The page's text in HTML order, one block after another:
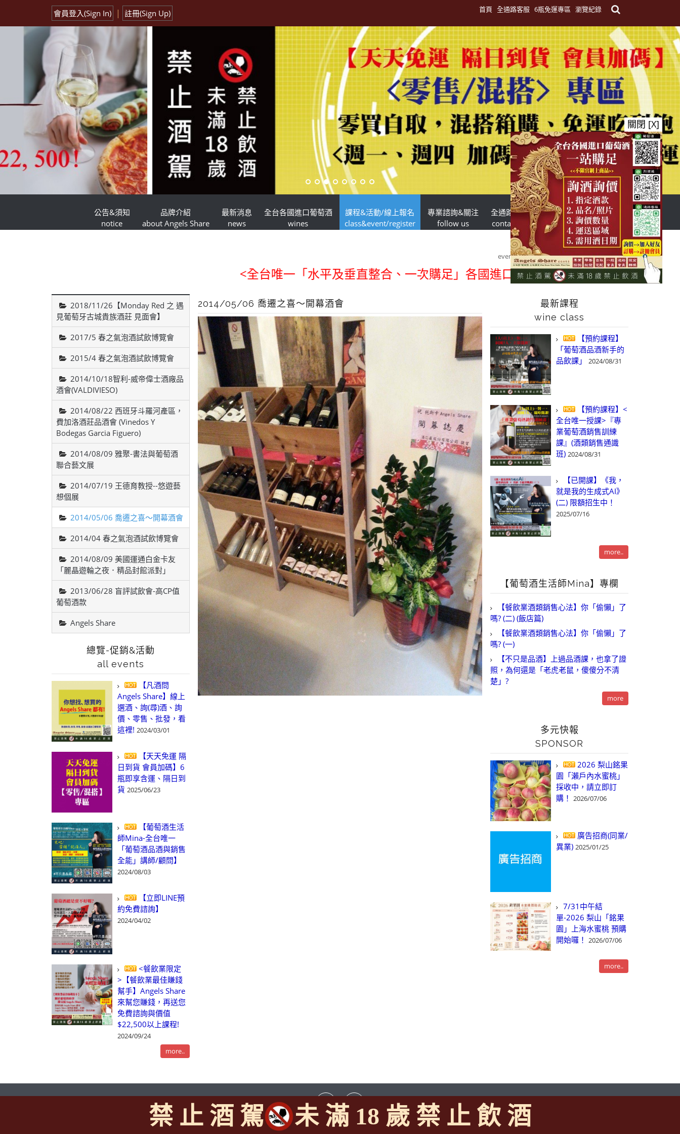
首頁 全通路客服 6瓶免運專區 瀏覽紀錄
會員登入(Sign In) | 註冊(Sign Up)
公告&須知
notice
品牌介紹
about Angels Share
最新消息
news
全台各國進口葡萄酒
wines
課程&活動/線上報名
class&event/register
專業諮詢&關注
follow us
全通路客服
contact us
台灣酒商聯盟
TWSMA
課程&活動/線上報名
class&event/register
品酒紀錄
event pics
2014/05/06 喬遷之喜～開幕酒會
<全台唯一「水平及垂直整合、一次購足」各國進口酒類商品 專業詢(尋)酒詢價零售批發
2018/11/26【Monday Red 之 遇
見葡萄牙古城貴族酒莊 見面會】
2017/5 春之氣泡酒試飲博覽會
2015/4 春之氣泡酒試飲博覽會
2014/10/18智利-威帝偉士酒廠品
酒會(VALDIVIESO)
2014/08/22 西班牙斗羅河產區，
費加洛酒莊品酒會 (Vinedos Y
Bodegas Garcia Figuero)
2014/08/09 雅聚-書法與葡萄酒
聯合藝文展
2014/07/19 王德育教授--悠遊藝
想個展
2014/05/06 喬遷之喜～開幕酒會
2014/04 春之氣泡酒試飲博覽會
2014/08/09 美國運通白金卡友
「麗晶遊輪之夜．精品封館派對」
2013/06/28 盲評試飲會-高CP值
葡萄酒款
Angels Share
總覽-促銷&活動
all events
【凡酒問
Angels Share】線上
選酒、詢(尋)酒、詢
價、零售、批發，看
這裡! 2024/03/01
【天天免運 隔
日到貨 會員加碼】6
瓶即享含運、隔日到
貨 2025/06/23
【葡萄酒生活
師Mina-全台唯一
「葡萄酒品酒與銷售
全能」講師/顧問】
2024/08/03
【立即LINE預
約免費諮詢】
2024/04/02
<餐飲業限定
>【餐飲業最佳賺錢
幫手】Angels Share
來幫您賺錢，再送您
免費諮詢與價值
$22,500以上課程!
2024/09/24
more..
最新課程
wine class
【預約課程】
「葡萄酒品酒新手的
品飲課」
2024/08/31
【預約課程】<
全台唯一授課>『專
業葡萄酒銷售訓練
課』(酒類銷售通識
班) 2024/08/31
【已開課】《我，
就是我的生成式AI》
(二) 限額招生中！
2025/07/16
more..
【葡萄酒生活師Mina】專欄
【餐飲業酒類銷售心法】你「偷懶」了
嗎? (二) (飯店篇)
【餐飲業酒類銷售心法】你「偷懶」了
嗎? (一)
【不只是品酒】上過品酒課，也拿了證
照，為何還是「老虎老鼠，傻傻分不清
楚」?
more
多元快報
SPONSOR
2026 梨山銘果
園「瀨戶內水蜜桃」
採收中，請立即訂
購！ 2026/07/06
廣告招商(同業/
異業) 2025/01/25
7/31中午結
單-2026 梨山「銘果
園」上海水蜜桃 預購
開始囉！ 2026/07/06
more..
2014/05/06 喬遷之喜～開幕酒會
禁 止 酒 駕 未 滿 18 歲 禁 止 飲 酒
關閉 [X]